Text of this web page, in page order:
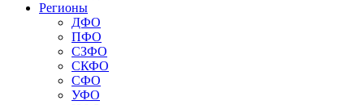
Регионы
ДФО
ПФО
СЗФО
СКФО
СФО
УФО